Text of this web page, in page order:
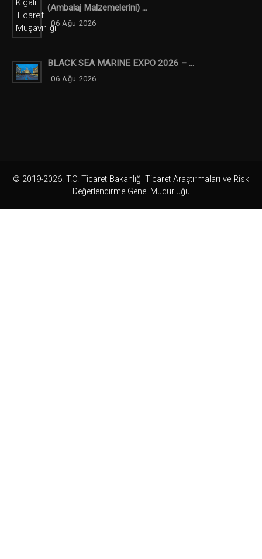
(ambalaj Malzemelerini) ...
06 Ağu 2026
BLACK SEA MARINE EXPO 2026 – ...
06 Ağu 2026
© 2019-2026. T.C. Ticaret Bakanlığı Ticaret Araştırmaları ve Risk
Değerlendirme Genel Müdürlüğü